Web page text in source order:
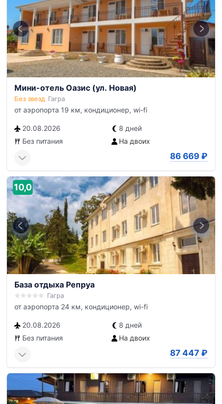
Мини-отель Оазис (ул. Новая)
Без звезд Гагра
от аэропорта 19 км, кондиционер, wi-fi
20.08.2026
8 дней
Без питания
На двоих
86 669 ₽
10,0
База отдыха Репруа
Гагра
от аэропорта 24 км, кондиционер, wi-fi
20.08.2026
8 дней
Без питания
На двоих
87 447 ₽